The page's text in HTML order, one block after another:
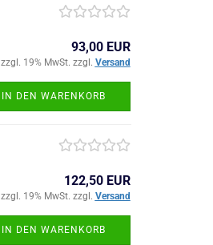
93,00 EUR
zzgl. 19% MwSt. zzgl. Versand
IN DEN WARENKORB
122,50 EUR
zzgl. 19% MwSt. zzgl. Versand
IN DEN WARENKORB